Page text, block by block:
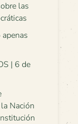
las
| 6 de
Nación